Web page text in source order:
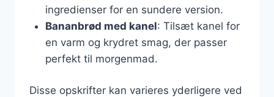
ingredienser for en sundere version.
Bananbrød med kanel: Tilsæt kanel for
en varm og krydret smag, der passer
perfekt til morgenmad.
Disse opskrifter kan varieres yderligere ved